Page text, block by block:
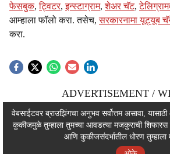
फेसबुक,ट्विटर,इन्स्टाग्राम,शेअर चॅट,
आम्हाला फॉलो करा. तसेच,सरकारनामा यूट्यूब
करा.
ADVERTISEMENT /
ADVERTISEMENT /
ADVERTISEMENT /
वेबसाईटवर ब्राउझिंगचा अनुभव सर्वोत्तम असावा,
कुकीजमुळे तुम्हाला तुमच्या आवडत्या मजकुराची
आणि कुकीजसंदर्भातील धोरण तुम्हाला